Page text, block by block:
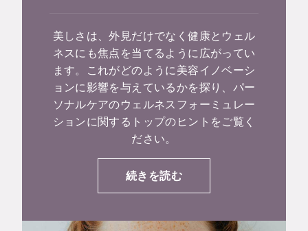
美しさは、外見だけでなく健康とウェル
ネスにも焦点を当てるように広がってい
ます。これがどのように美容イノベーシ
ョンに影響を与えているかを探り、パー
ソナルケアのウェルネスフォーミュレー
ションに関するトップのヒントをご覧く
ださい。
続きを読む